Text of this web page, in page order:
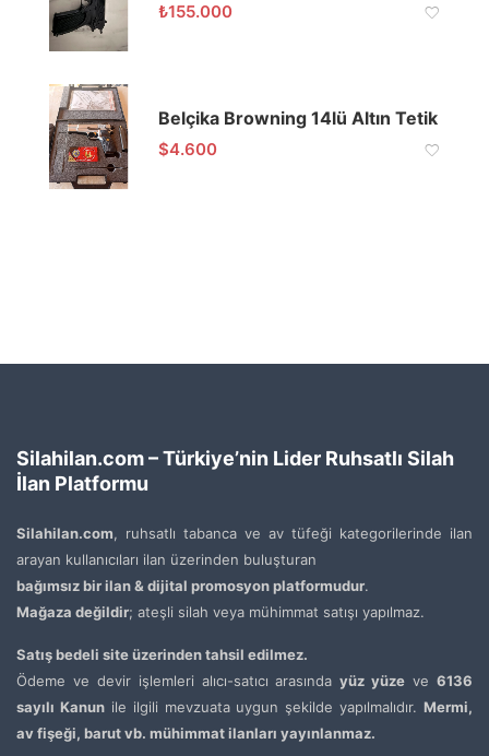
₺155.000
Belçika Browning 14lü Altın Tetik
$4.600
Silahilan.com – Türkiye’nin Lider Ruhsatlı Silah
İlan Platformu
Silahilan.com, ruhsatlı tabanca ve av tüfeği kategorilerinde ilan
arayan kullanıcıları ilan üzerinden buluşturan
bağımsız bir ilan & dijital promosyon platformudur.
Mağaza değildir; ateşli silah veya mühimmat satışı yapılmaz.
Satış bedeli site üzerinden tahsil edilmez.
Ödeme ve devir işlemleri alıcı-satıcı arasındayüz yüze ve6136
sayılı Kanunile ilgili mevzuata uygun şekilde yapılmalıdır. Mermi,
av fişeği, barut vb. mühimmat ilanları yayınlanmaz.